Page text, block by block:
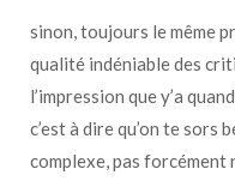
sinon, toujours le même
qualité indéniable des
l’impression que y’a
c’est à dire qu’on te sors
complexe, pas forcément